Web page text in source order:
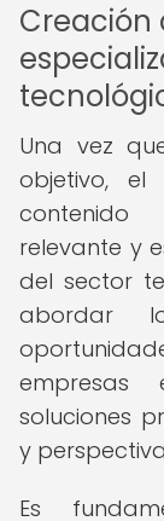
Creación
Una vez
objetivo, el
relevante y
del sector
abordar
empresas
soluciones
y
Es